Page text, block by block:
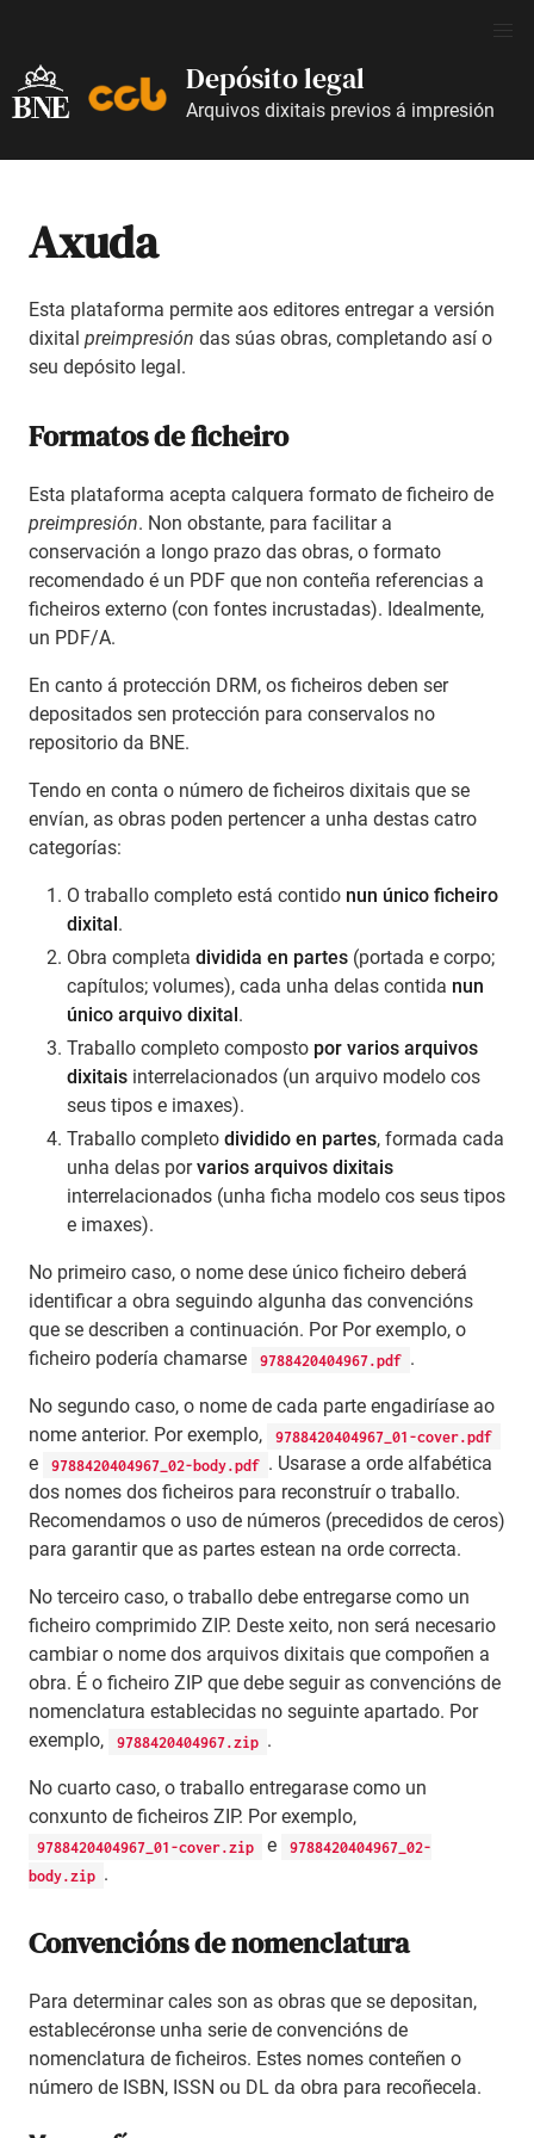
Depósito legal
Arquivos dixitais previos á impresión
Axuda
Esta plataforma permite aos editores entregar a versión
dixital preimpresión das súas obras, completando así o
seu depósito legal.
Formatos de ficheiro
Esta plataforma acepta calquera formato de ficheiro de
preimpresión. Non obstante, para facilitar a
conservación a longo prazo das obras, o formato
recomendado é un PDF que non conteña referencias a
ficheiros externo (con fontes incrustadas). Idealmente,
un PDF/A.
En canto á protección DRM, os ficheiros deben ser
depositados sen protección para conservalos no
repositorio da BNE.
Tendo en conta o número de ficheiros dixitais que se
envían, as obras poden pertencer a unha destas catro
categorías:
O traballo completo está contido nun único ficheiro
dixital .
Obra completa dividida en partes (portada e corpo;
capítulos; volumes), cada unha delas contida nun
único arquivo dixital .
Traballo completo composto por varios arquivos
dixitais interrelacionados (un arquivo modelo cos
seus tipos e imaxes).
Traballo completo dividido en partes, formada cada
unha delas porvarios arquivos dixitais
interrelacionados (unha ficha modelo cos seus tipos
e imaxes).
No primeiro caso, o nome dese único ficheiro deberá
identificar a obra seguindo algunha das convencións
que se describen a continuación. Por Por exemplo, o
ficheiro podería chamarse
9788420404967.pdf .
No segundo caso, o nome de cada parte engadiríase ao
nome anterior. Por exemplo,
9788420404967_01-cover.pdf
e 9788420404967_02-body.pdf . Usarase a orde alfabética
dos nomes dos ficheiros para reconstruír o traballo.
Recomendamos o uso de números (precedidos de ceros)
para garantir que as partes estean na orde correcta.
No terceiro caso, o traballo debe entregarse como un
ficheiro comprimido ZIP. Deste xeito, non será necesario
cambiar o nome dos arquivos dixitais que compoñen a
obra. É o ficheiro ZIP que debe seguir as convencións de
nomenclatura establecidas no seguinte apartado. Por
exemplo,
9788420404967.zip .
No cuarto caso, o traballo entregarase como un
conxunto de ficheiros ZIP. Por exemplo,
9788420404967_01-cover.zip e
9788420404967_02-
body.zip .
Convencións de nomenclatura
Para determinar cales son as obras que se depositan,
establecéronse unha serie de convencións de
nomenclatura de ficheiros. Estes nomes conteñen o
número de ISBN, ISSN ou DL da obra para recoñecela.